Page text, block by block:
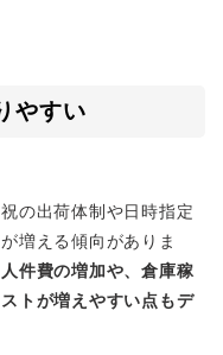
やすい
の出荷体制や日時指定
増える傾向がありま
件費の増加や、倉庫稼
トが増えやすい点もデ